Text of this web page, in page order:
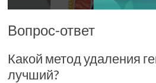
Вопрос-ответ
Какой метод удаления
лучший?